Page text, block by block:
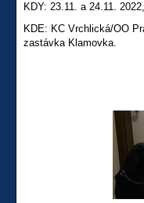
KDY: 23.11. a 24.11.
KDE: KC Vrchlická/OO
zastávka Klamovka.